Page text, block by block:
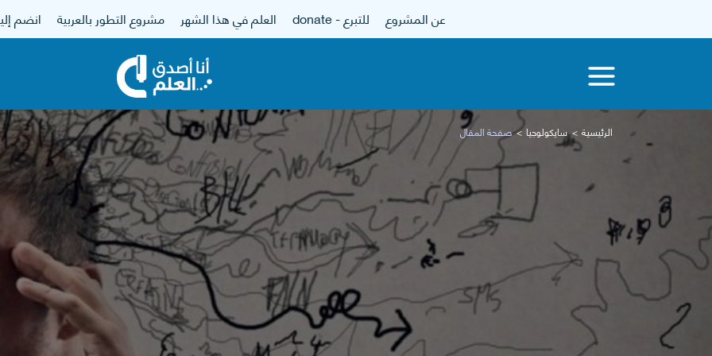
عن المشروع للتبرع - donate العلم في هذا الشهر مشروع التطور بالعربية انضم
الرئيسية سايكولوجيا صفحة المقال